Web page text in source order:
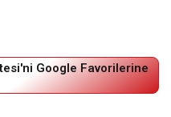
Google Favorilerine